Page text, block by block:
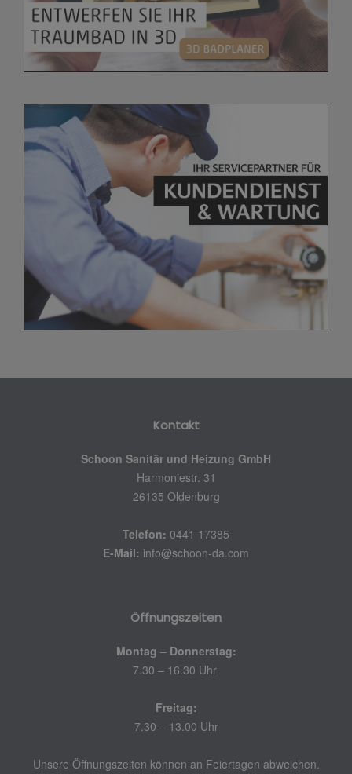
Kontakt
Schoon Sanitär und Heizung GmbH
Harmoniestr. 31
26135 Oldenburg
Telefon: 0441 17385
E-Mail: info@schoon-da.com
Öffnungszeiten
Montag – Donnerstag:
7.30 – 16.30 Uhr
Freitag:
7.30 – 13.00 Uhr
Unsere Öffnungszeiten können an Feiertagen abweichen.